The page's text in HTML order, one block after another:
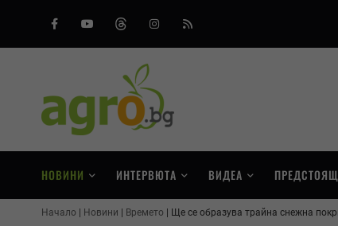
FacebookYoutubeThreadsInstagram
RSS
НОВИНИ ИНТЕРВЮТА ВИДЕА
Начало Новини Времето Ще се образува трайна снежна